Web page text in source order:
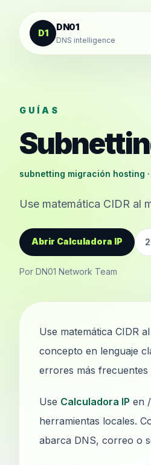
Saltar al contenido
D1
DN01
DNS intelligence
GUÍAS
subnetting migración hosting
Use matemática CIDR al
Abrir Calculadora IP
Por DN01 Network Team
Use matemática CIDR
concepto en lenguaje
errores más frecuentes
Use Calculadora IP en
herramientas locales.
abarca DNS, correo o